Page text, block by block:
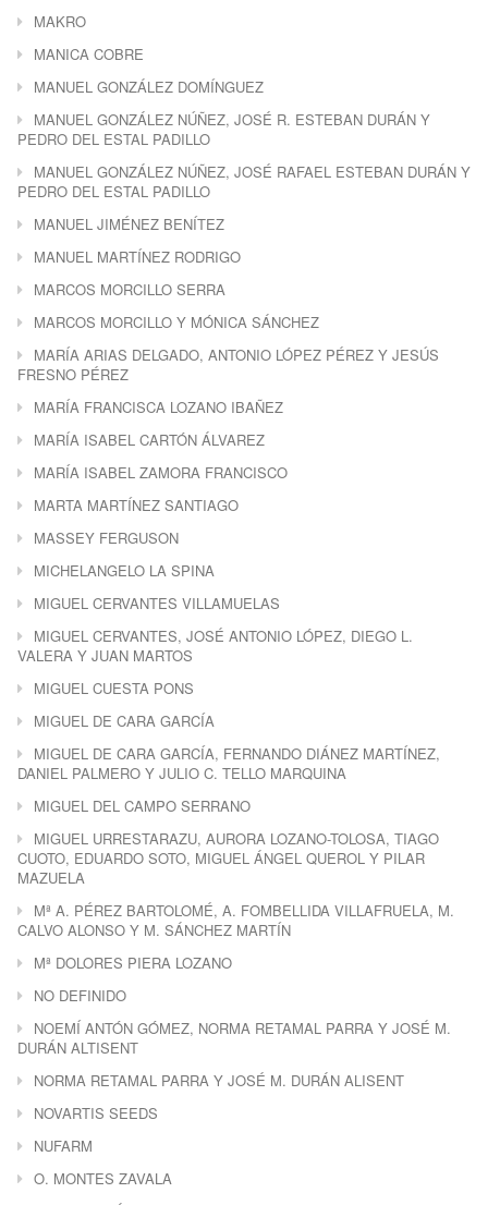
MAKRO
MANICA COBRE
MANUEL GONZÁLEZ DOMÍNGUEZ
MANUEL GONZÁLEZ NÚÑEZ, JOSÉ R. ESTEBAN DURÁN Y
PEDRO DEL ESTAL PADILLO
MANUEL GONZÁLEZ NÚÑEZ, JOSÉ RAFAEL ESTEBAN DURÁN Y
PEDRO DEL ESTAL PADILLO
MANUEL JIMÉNEZ BENÍTEZ
MANUEL MARTÍNEZ RODRIGO
MARCOS MORCILLO SERRA
MARCOS MORCILLO Y MÓNICA SÁNCHEZ
MARÍA ARIAS DELGADO, ANTONIO LÓPEZ PÉREZ Y JESÚS
FRESNO PÉREZ
MARÍA FRANCISCA LOZANO IBAÑEZ
MARÍA ISABEL CARTÓN ÁLVAREZ
MARÍA ISABEL ZAMORA FRANCISCO
MARTA MARTÍNEZ SANTIAGO
MASSEY FERGUSON
MICHELANGELO LA SPINA
MIGUEL CERVANTES VILLAMUELAS
MIGUEL CERVANTES, JOSÉ ANTONIO LÓPEZ, DIEGO L.
VALERA Y JUAN MARTOS
MIGUEL CUESTA PONS
MIGUEL DE CARA GARCÍA
MIGUEL DE CARA GARCÍA, FERNANDO DIÁNEZ MARTÍNEZ,
DANIEL PALMERO Y JULIO C. TELLO MARQUINA
MIGUEL DEL CAMPO SERRANO
MIGUEL URRESTARAZU, AURORA LOZANO-TOLOSA, TIAGO
CUOTO, EDUARDO SOTO, MIGUEL ÁNGEL QUEROL Y PILAR
MAZUELA
Mª A. PÉREZ BARTOLOMÉ, A. FOMBELLIDA VILLAFRUELA, M.
CALVO ALONSO Y M. SÁNCHEZ MARTÍN
Mª DOLORES PIERA LOZANO
NO DEFINIDO
NOEMÍ ANTÓN GÓMEZ, NORMA RETAMAL PARRA Y JOSÉ M.
DURÁN ALTISENT
NORMA RETAMAL PARRA Y JOSÉ M. DURÁN ALISENT
NOVARTIS SEEDS
NUFARM
O. MONTES ZAVALA